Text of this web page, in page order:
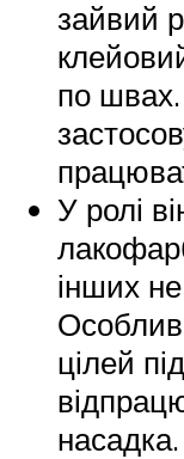
зайвий
по
У ролі
інших
цілей
насадка.